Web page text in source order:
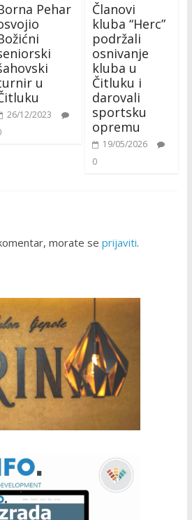
Pehar
u
26/12/2023
Članovi
kluba “Herc”
podržali
osnivanje
kluba u
Čitluku i
darovali
sportsku
opremu
19/05/2026
0
morate se prijaviti.